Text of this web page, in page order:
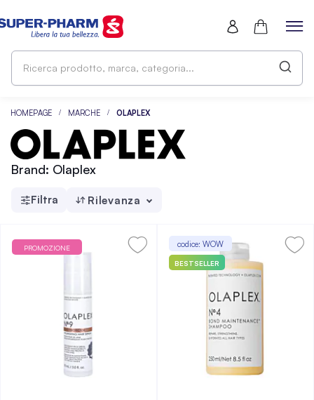
HOMEPAGE MARCHE OLAPLEX
Brand: Olaplex
Filtra Rilevanza
PROMOZIONE codice: WOW
BESTSELLER